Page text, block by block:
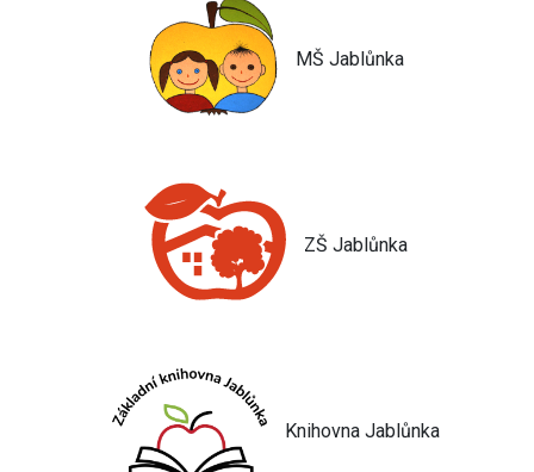
MŠ Jablůnka
ZŠ Jablůnka
Knihovna Jablůnka